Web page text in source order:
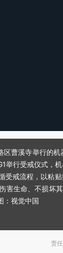
曹溪寺举行的
举行受戒仪式，
戒流程，以粘
害生命、不损
：视觉中国
责